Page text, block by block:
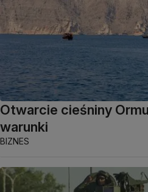
Otwarcie cieśniny
warunki
BIZNES